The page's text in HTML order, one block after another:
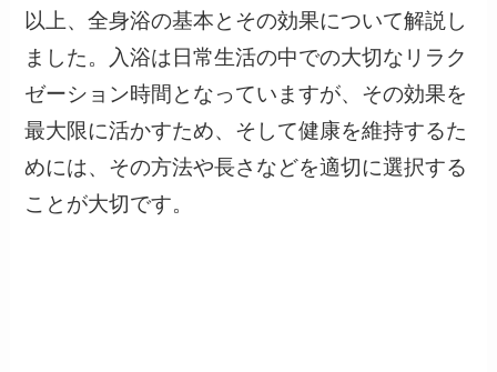
以上、全身浴の基本とその効果について解説し
ました。入浴は日常生活の中での大切なリラク
ゼーション時間となっていますが、その効果を
最大限に活かすため、そして健康を維持するた
めには、その方法や長さなどを適切に選択する
ことが大切です。